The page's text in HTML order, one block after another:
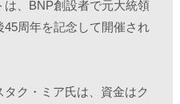
、BNP創設者で元大統領
周年を記念して開催され
ク・ミア氏は、資金はク